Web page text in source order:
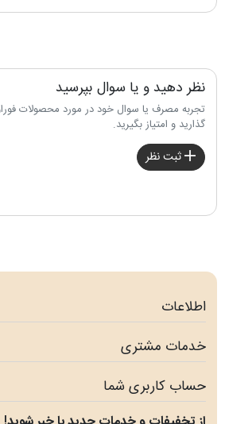
نظر دهید و یا سوال بپرسید
تجربه مصرف یا سوال خود در مورد محصولات
گذارید و امتیاز بگیرید.
ثبت نظر
اطلاعات
خدمات مشتری
حساب کاربری شما